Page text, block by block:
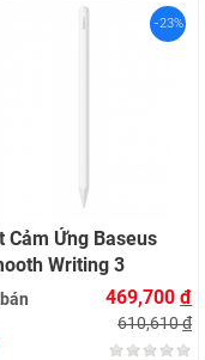
-23%
Cảm Ứng Baseus
Writing 3
Charging
Wireless Version
469,700đ
610,610đ